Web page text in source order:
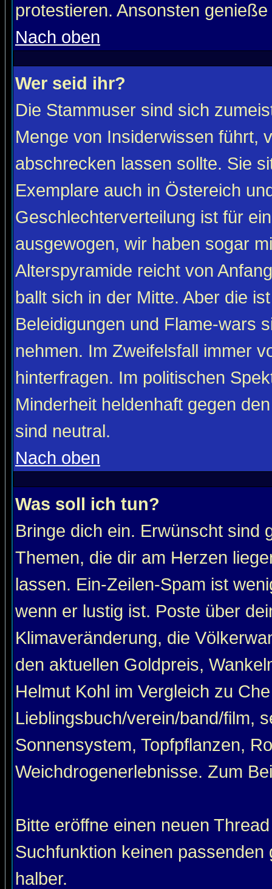
protestieren. Ansonsten
Nach oben
Wer seid ihr?
Die Stammuser sind sich
Menge von Insiderwissen führt,
abschrecken lassen sollte. Sie
Exemplare auch in Östereich
Geschlechterverteilung ist für
ausgewogen, wir haben sogar
Alterspyramide reicht von
ballt sich in der Mitte. Aber die
Beleidigungen und Flame-wars
nehmen. Im Zweifelsfall immer
hinterfragen. Im politischen
Minderheit heldenhaft gegen
sind neutral.
Nach oben
Was soll ich tun?
Bringe dich ein. Erwünscht sind
Themen, die dir am Herzen
lassen. Ein-Zeilen-Spam ist
wenn er lustig ist. Poste über
Klimaveränderung, die
den aktuellen Goldpreis,
Helmut Kohl im Vergleich zu
Lieblingsbuch/verein/band/film,
Sonnensystem, Topfpflanzen,
Weichdrogenerlebnisse. Zum
Bitte eröffne einen neuen
Suchfunktion keinen
halber.